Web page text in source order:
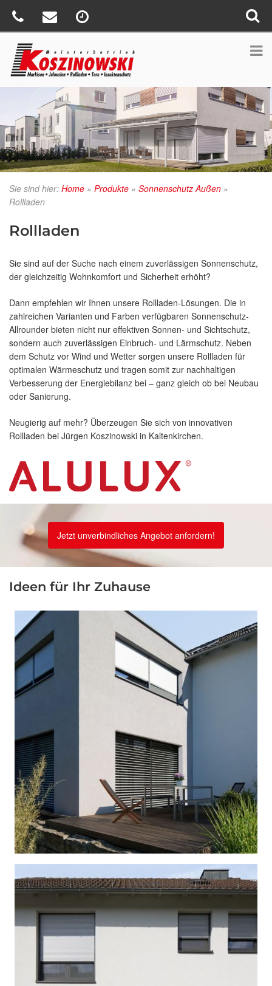
Sie sind hier: Home » Produkte » Sonnenschutz Außen »
Rollladen
Rollladen
Sie sind auf der Suche nach einem zuverlässigen Sonnenschutz,
der gleichzeitig Wohnkomfort und Sicherheit erhöht?
Dann empfehlen wir Ihnen unsere Rollladen-Lösungen. Die in
zahlreichen Varianten und Farben verfügbaren Sonnenschutz-
Allrounder bieten nicht nur effektiven Sonnen- und Sichtschutz,
sondern auch zuverlässigen Einbruch- und Lärmschutz. Neben
dem Schutz vor Wind und Wetter sorgen unsere Rollladen für
optimalen Wärmeschutz und tragen somit zur nachhaltigen
Verbesserung der Energiebilanz bei – ganz gleich ob bei Neubau
oder Sanierung.
Neugierig auf mehr? Überzeugen Sie sich von innovativen
Rollladen bei Jürgen Koszinowski in Kaltenkirchen.
Jetzt unverbindliches Angebot anfordern!
Ideen für Ihr Zuhause